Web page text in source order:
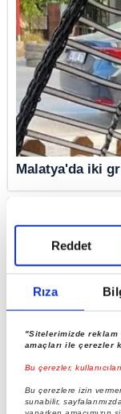
Rıza
"Sitelerimizde
amaçları ile çerezler
Bu çerezler,
Bu çerezlere izin
sunabilir,
Reddet
Malatya'da iki
Malatya'da
yaralı